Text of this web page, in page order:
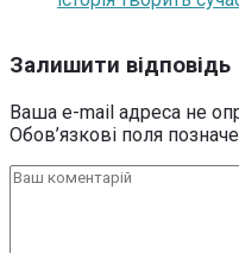
Залишити відповідь
Ваша e-mail адреса не
Обов’язкові поля